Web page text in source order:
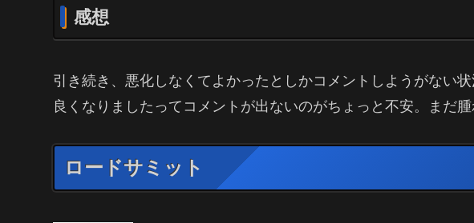
感想
引き続き、悪化しなくてよかったとしかコメントしようがない
良くなりましたってコメントが出ないのがちょっと不安。まだ
ロードサミット